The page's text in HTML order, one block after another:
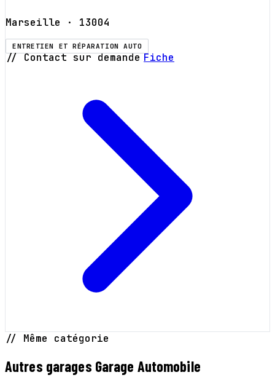
Marseille · 13004
ENTRETIEN ET RÉPARATION AUTO
// Contact sur demande Fiche
// Même catégorie
Autres garages Garage Automobile